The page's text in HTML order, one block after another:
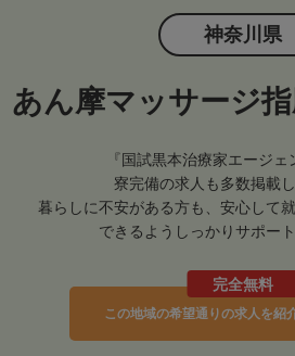
神奈川県
あん摩マッサージ
『国試黒本治療家エージェ
寮完備の求人も多数掲載し
暮らしに不安がある方も、安心して
できるようしっかりサポー
完全無料
この地域の希望通りの求人を紹